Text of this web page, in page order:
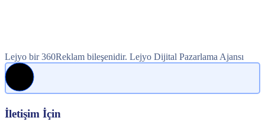
Lejyo bir 360Reklam bileşenidir. Lejyo Dijital Pazarlama Ajansı
İletişim İçin